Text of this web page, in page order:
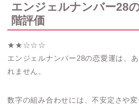
エンジェルナンバー28
階評価
★★☆☆☆
エンジェルナンバー28の恋愛運は、
れません。
数字の組み合わせには、不安定さや